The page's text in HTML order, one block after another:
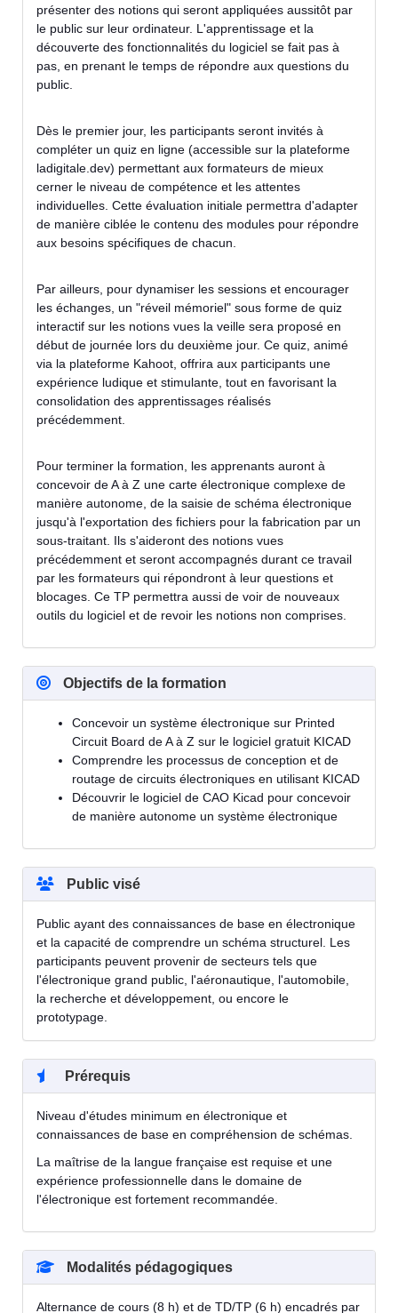
présenter des notions qui seront appliquées aussitôt par
le public sur leur ordinateur. L'apprentissage et la
découverte des fonctionnalités du logiciel se fait pas à
pas, en prenant le temps de répondre aux questions du
public.
Dès le premier jour, les participants seront invités à
compléter un quiz en ligne (accessible sur la plateforme
ladigitale.dev) permettant aux formateurs de mieux
cerner le niveau de compétence et les attentes
individuelles. Cette évaluation initiale permettra d'adapter
de manière ciblée le contenu des modules pour répondre
aux besoins spécifiques de chacun.
Par ailleurs, pour dynamiser les sessions et encourager
les échanges, un "réveil mémoriel" sous forme de quiz
interactif sur les notions vues la veille sera proposé en
début de journée lors du deuxième jour. Ce quiz, animé
via la plateforme Kahoot, offrira aux participants une
expérience ludique et stimulante, tout en favorisant la
consolidation des apprentissages réalisés
précédemment.
Pour terminer la formation, les apprenants auront à
concevoir de A à Z une carte électronique complexe de
manière autonome, de la saisie de schéma électronique
jusqu'à l'exportation des fichiers pour la fabrication par un
sous-traitant. Ils s'aideront des notions vues
précédemment et seront accompagnés durant ce travail
par les formateurs qui répondront à leur questions et
blocages. Ce TP permettra aussi de voir de nouveaux
outils du logiciel et de revoir les notions non comprises.
Objectifs de la formation
Concevoir un système électronique sur Printed
Circuit Board de A à Z sur le logiciel gratuit KICAD
Comprendre les processus de conception et de
routage de circuits électroniques en utilisant KICAD
Découvrir le logiciel de CAO Kicad pour concevoir
de manière autonome un système électronique
Public visé
Public ayant des connaissances de base en électronique
et la capacité de comprendre un schéma structurel. Les
participants peuvent provenir de secteurs tels que
l'électronique grand public, l'aéronautique, l'automobile,
la recherche et développement, ou encore le
prototypage.
Prérequis
Niveau d'études minimum en électronique et
connaissances de base en compréhension de schémas.
La maîtrise de la langue française est requise et une
expérience professionnelle dans le domaine de
l'électronique est fortement recommandée.
Modalités pédagogiques
Alternance de cours (8 h) et de TD/TP (6 h) encadrés par